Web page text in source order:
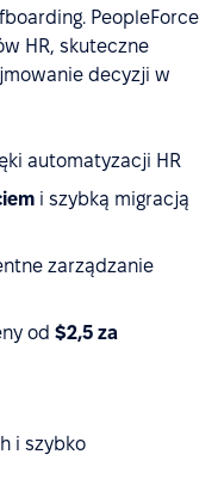
PeopleForce
HR, skuteczne
decyzji w
automatyzacji HR
i szybką migracją
zarządzanie
od $2,5 za
i szybko